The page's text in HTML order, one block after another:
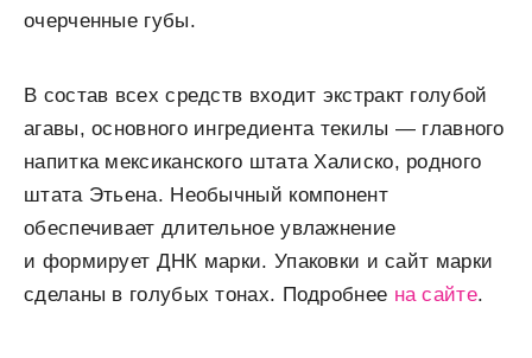
очерченные губы.
В состав всех средств входит экстракт голубой
агавы, основного ингредиента текилы — главного
напитка мексиканского штата Халиско, родного
штата Этьена. Необычный компонент
обеспечивает длительное увлажнение
и формирует ДНК марки. Упаковки и сайт марки
сделаны в голубых тонах. Подробнее на сайте.